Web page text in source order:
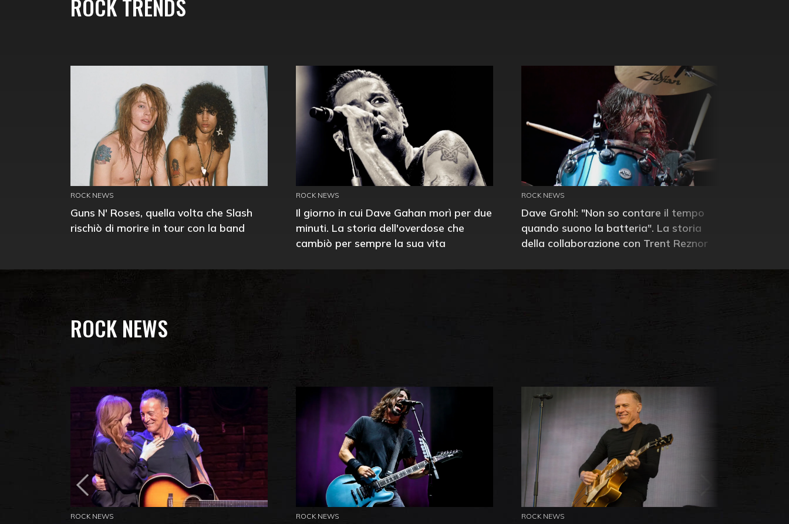
ROCK TRENDS
ROCK NEWS
Guns N' Roses, quella volta che Slash
rischiò di morire in tour con la band
ROCK NEWS
Il giorno in cui Dave Gahan morì per due
minuti. La storia dell'overdose che
cambiò per sempre la sua vita
ROCK NEWS
Dave Grohl: "Non so contare il tempo
quando suono la batteria". La storia
della collaborazione con Trent Reznor
ROCK NEWS
ROCK NEWS ROCK NEWS ROCK NEWS